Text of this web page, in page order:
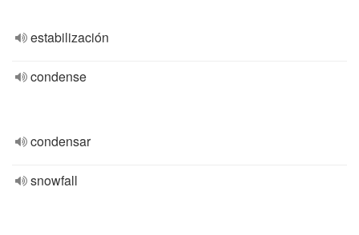
estabilización
condense
condensar
snowfall